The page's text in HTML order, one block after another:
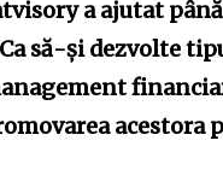
a ajutat
să-și dezvolte